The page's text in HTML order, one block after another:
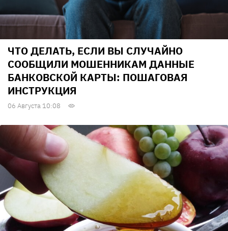
ЧТО ДЕЛАТЬ, ЕСЛИ ВЫ СЛУЧАЙНО
СООБЩИЛИ МОШЕННИКАМ ДАННЫЕ
БАНКОВСКОЙ КАРТЫ: ПОШАГОВАЯ
ИНСТРУКЦИЯ
06 Августа 10:08